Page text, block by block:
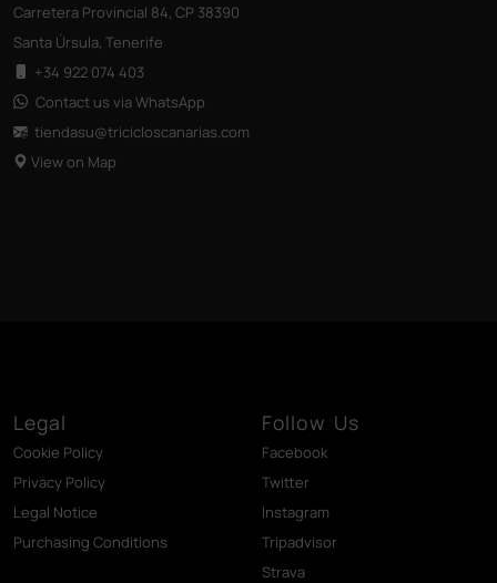
Carretera Provincial 84, CP 38390
Santa Úrsula, Tenerife
+34 922 074 403
Contact us via WhatsApp
tiendasu@tricicloscanarias.com
View on Map
Legal
Cookie Policy
Privacy Policy
Legal Notice
Purchasing Conditions
Follow Us
Facebook
Twitter
Instagram
Tripadvisor
Strava